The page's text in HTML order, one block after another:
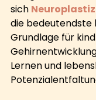
sich
die bedeutendste
Grundlage für
Lernen und